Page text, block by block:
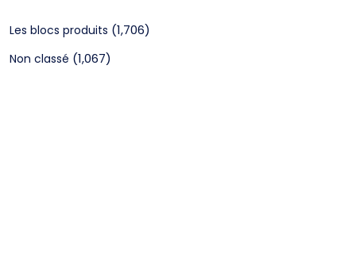
Les blocs produits (1,706)
Non classé (1,067)